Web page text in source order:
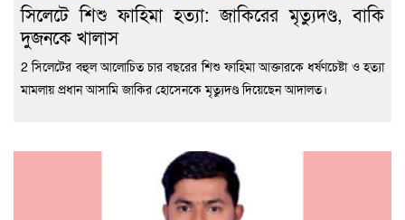
সিলেটে শিশু ফাহিমা হত্যা: জাকিরের মৃত্যুদণ্ড, বাকি
দুজনকে খালাস
2 সিলেটের বহুল আলোচিত চার বছরের শিশু ফাহিমা আক্তারকে ধর্ষণচেষ্টা ও হত্যা
মামলায় প্রধান আসামি জাকির হোসেনকে মৃত্যুদণ্ড দিয়েছেন আদালত।